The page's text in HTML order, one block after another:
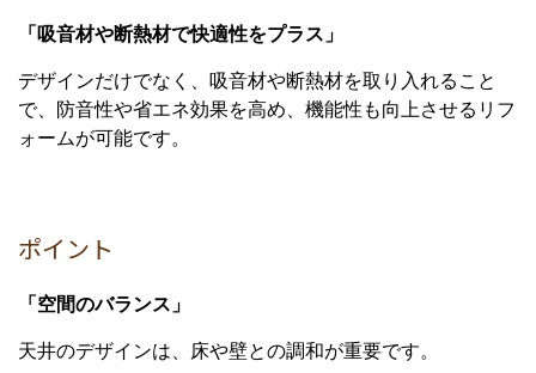
「吸音材や断熱材で快適性をプラス」
デザインだけでなく、吸音材や断熱材を取り入れること
で、防音性や省エネ効果を高め、機能性も向上させるリフ
ォームが可能です。
ポイント
「空間のバランス」
天井のデザインは、床や壁との調和が重要です。